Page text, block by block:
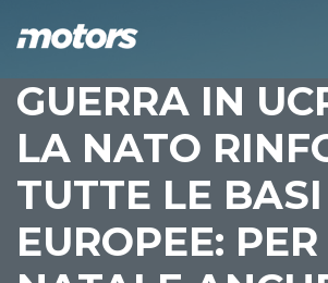
GUERRA IN
LA NATO
TUTTE LE BASI
EUROPEE: PER